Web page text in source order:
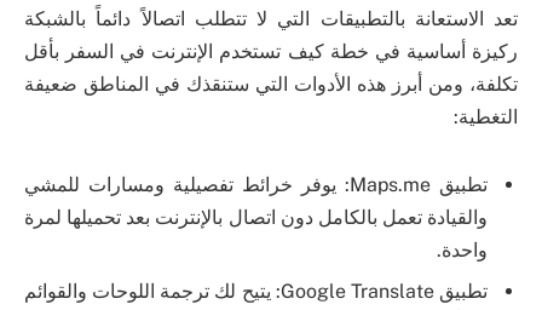
تعد الاستعانة بالتطبيقات التي لا تتطلب اتصالاً دائماً بالشبكة
ركيزة أساسية في خطة كيف تستخدم الإنترنت في السفر بأقل
تكلفة، ومن أبرز هذه الأدوات التي ستنقذك في المناطق ضعيفة
التغطية:
تطبيق Maps.me: يوفر خرائط تفصيلية ومسارات للمشي
والقيادة تعمل بالكامل دون اتصال بالإنترنت بعد تحميلها لمرة
واحدة.
تطبيق Google Translate: يتيح لك ترجمة اللوحات والقوائم